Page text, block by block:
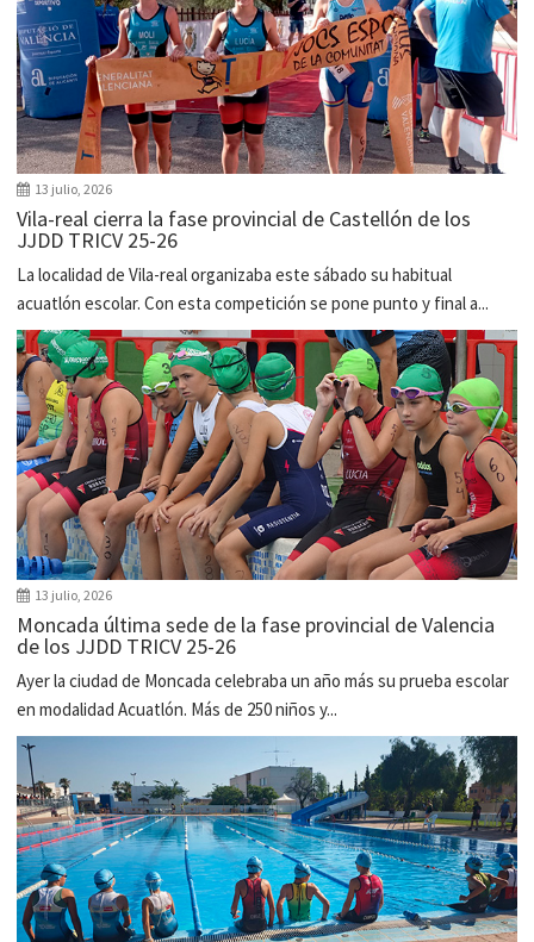
13 julio, 2026
Vila-real cierra la fase provincial de Castellón de los
JJDD TRICV 25-26
La localidad de Vila-real organizaba este sábado su habitual
acuatlón escolar. Con esta competición se pone punto y final a...
13 julio, 2026
Moncada última sede de la fase provincial de Valencia
de los JJDD TRICV 25-26
Ayer la ciudad de Moncada celebraba un año más su prueba escolar
en modalidad Acuatlón. Más de 250 niños y...